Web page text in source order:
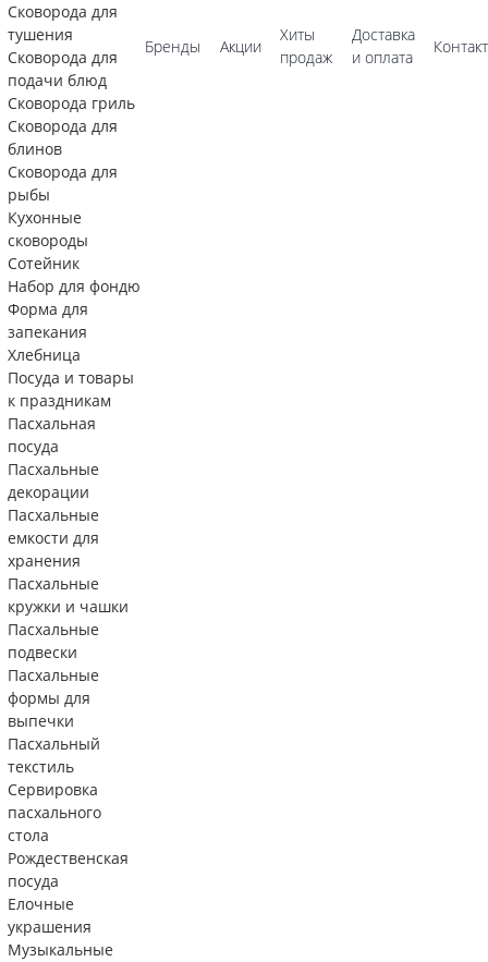
Сковорода для
тушения
Сковорода для
подачи блюд
Сковорода гриль
Сковорода для
блинов
Сковорода для
рыбы
Кухонные
сковороды
Сотейник
Набор для фондю
Форма для
запекания
Хлебница
Посуда и товары
к праздникам
Пасхальная
посуда
Пасхальные
декорации
Пасхальные
емкости для
хранения
Пасхальные
кружки и чашки
Пасхальные
подвески
Пасхальные
формы для
выпечки
Пасхальный
текстиль
Сервировка
пасхального
стола
Рождественская
посуда
Елочные
украшения
Музыкальные
Бренды Акции
Хиты
продаж
Доставка
и оплата